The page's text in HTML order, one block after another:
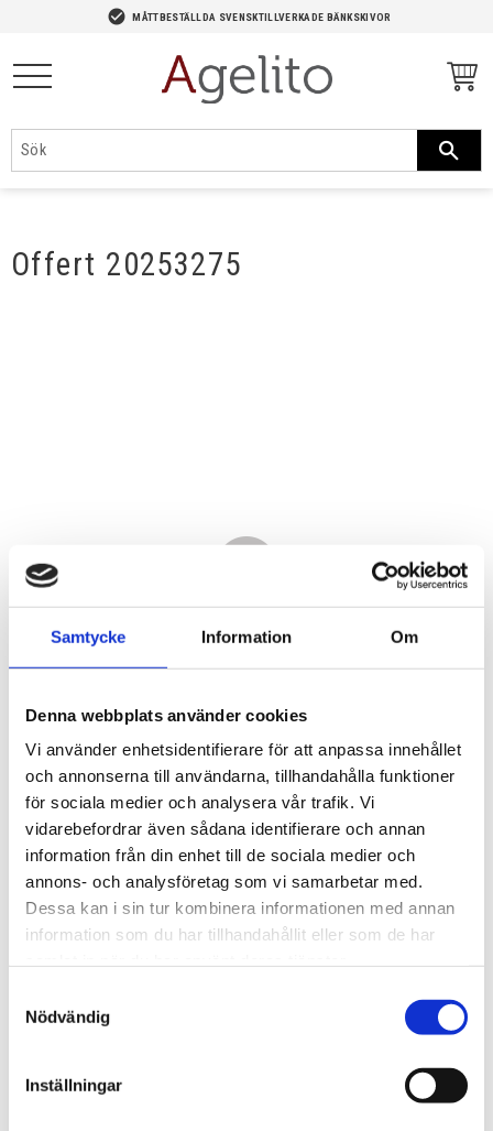
Samtycke Information Om
Denna webbplats använder cookies
Vi använder enhetsidentifierare för att anpassa innehållet
och annonserna till användarna, tillhandahålla funktioner
för sociala medier och analysera vår trafik. Vi
vidarebefordrar även sådana identifierare och annan
information från din enhet till de sociala medier och
annons- och analysföretag som vi samarbetar med.
Dessa kan i sin tur kombinera informationen med annan
information som du har tillhandahållit eller som de har
Nödvändig
Inställningar
check_circle MÅTTBESTÄLLDA SVENSKTILLVERKADE BÄNKSKIVOR
Offert 20253275
16 580,00KR
Antal
Lagervara
Artikelnr
20253275